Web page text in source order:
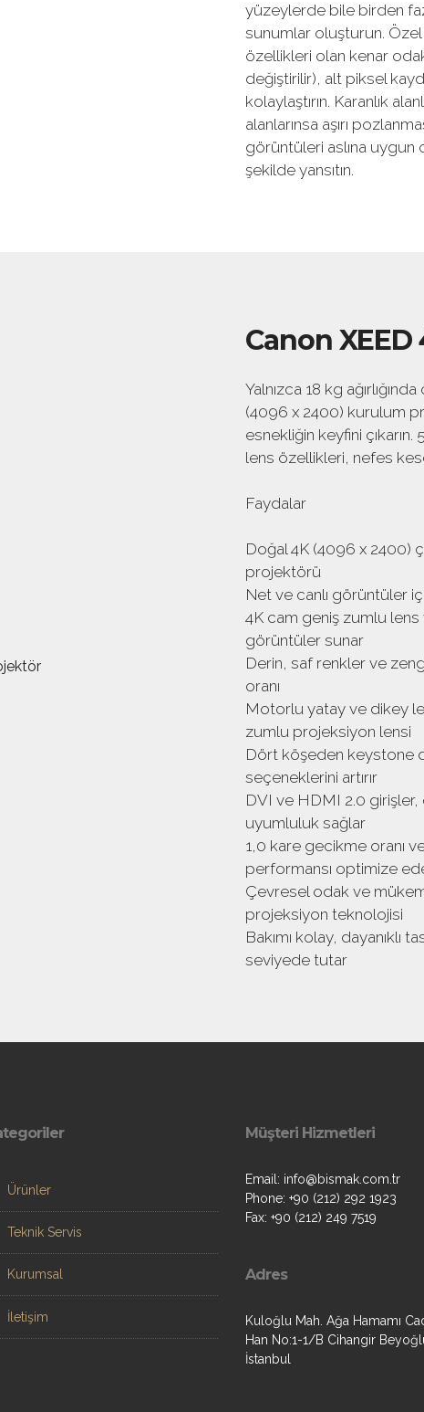
yüzeylerde bile birden
sunumlar oluşturun.
özellikleri olan kenar
değiştirilir), alt piksel
kolaylaştırın. Karanlık
alanlarınsa aşırı
görüntüleri aslına
şekilde yansıtın.
Canon XEED
Yalnızca 18 kg
(4096 x 2400) kurulum
esnekliğin keyfini
lens özellikleri, nefes
Faydalar
Doğal 4K (4096 x 2400)
projektörü
Net ve canlı görüntüler
4K cam geniş zumlu
görüntüler sunar
Derin, saf renkler ve
oranı
Motorlu yatay ve dikey
zumlu projeksiyon lensi
Dört köşeden keystone
seçeneklerini artırır
DVI ve HDMI 2.0 girişler,
uyumluluk sağlar
1,0 kare gecikme oranı
performansı optimize
Çevresel odak ve
projeksiyon teknolojisi
Bakımı kolay, dayanıklı
seviyede tutar
Ürünler
Teknik Servis
Kurumsal
İletişim
Müşteri Hizmetleri
Email: info@bismak.com.tr
Phone: +90 (212) 292 1923
Fax: +90 (212) 249 7519
Adres
Kuloğlu Mah. Ağa Hamamı
Han No:1-1/B Cihangir
İstanbul